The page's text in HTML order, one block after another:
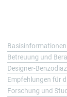
Betreuung und
Designer-
Empfehlungen für
Forschung und